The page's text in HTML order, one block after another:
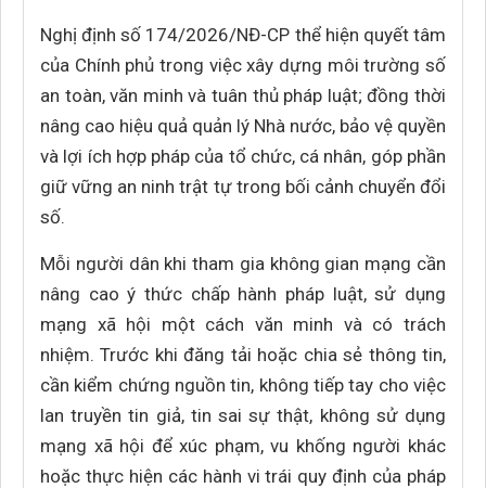
Nghị định số 174/2026/NĐ-CP thể hiện quyết tâm
của Chính phủ trong việc xây dựng môi trường số
an toàn, văn minh và tuân thủ pháp luật; đồng thời
nâng cao hiệu quả quản lý Nhà nước, bảo vệ quyền
và lợi ích hợp pháp của tổ chức, cá nhân, góp phần
giữ vững an ninh trật tự trong bối cảnh chuyển đổi
số.
Mỗi người dân khi tham gia không gian mạng cần
nâng cao ý thức chấp hành pháp luật, sử dụng
mạng xã hội một cách văn minh và có trách
nhiệm. Trước khi đăng tải hoặc chia sẻ thông tin,
cần kiểm chứng nguồn tin, không tiếp tay cho việc
lan truyền tin giả, tin sai sự thật, không sử dụng
mạng xã hội để xúc phạm, vu khống người khác
hoặc thực hiện các hành vi trái quy định của pháp